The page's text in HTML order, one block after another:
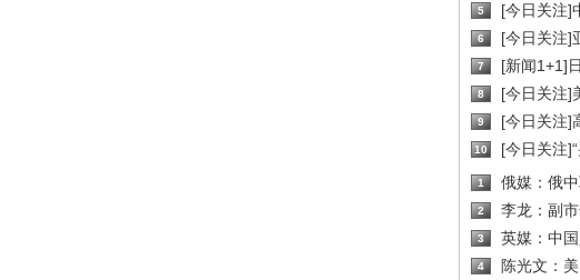
5 [今日关注]
6 [今日关注]
7 [新闻1+1]
8 [今日关注]
9 [今日关注]
10 [今日关注
1 俄媒：俄
2 李龙：副
3 英媒：中
4 陈光文：